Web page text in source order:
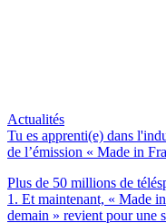
Actualités
Tu es apprenti(e) dans
de l’émission « Made in
Plus de 50 millions de
1. Et maintenant, « Made
demain » revient pour une